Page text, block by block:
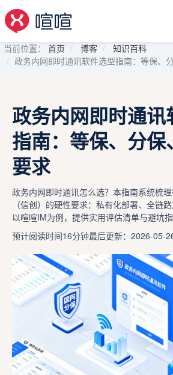
当前位置： 首页 博客
知识百科
政务内网即时通讯软件选型指南：等保、
政务内网即时通讯
指南：等保、分保
要求
政务内网即时通讯怎么选？本指南系统梳
（信创）的硬性要求：私有化部署、全链
以喧喧IM为例，提供实用评估清单与避坑
预计阅读时间16分钟最后更新：2026-05-